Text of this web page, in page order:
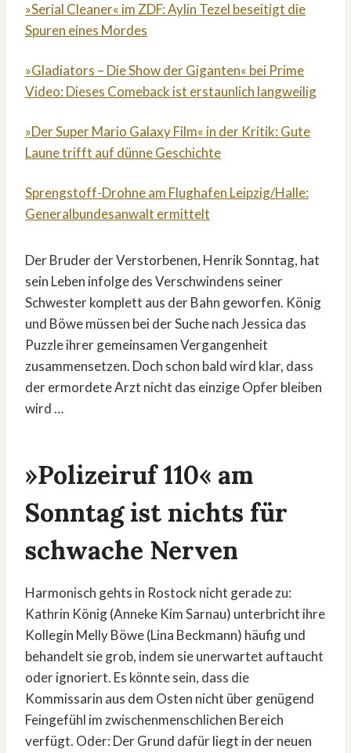
»Serial Cleaner« im ZDF: Aylin Tezel beseitigt die
Spuren eines Mordes
»Gladiators – Die Show der Giganten« bei Prime
Video: Dieses Comeback ist erstaunlich langweilig
»Der Super Mario Galaxy Film« in der Kritik: Gute
Laune trifft auf dünne Geschichte
Sprengstoff-Drohne am Flughafen Leipzig/Halle:
Generalbundesanwalt ermittelt
Der Bruder der Verstorbenen, Henrik Sonntag, hat
sein Leben infolge des Verschwindens seiner
Schwester komplett aus der Bahn geworfen. König
und Böwe müssen bei der Suche nach Jessica das
Puzzle ihrer gemeinsamen Vergangenheit
zusammensetzen. Doch schon bald wird klar, dass
der ermordete Arzt nicht das einzige Opfer bleiben
wird …
»Polizeiruf 110« am
Sonntag ist nichts für
schwache Nerven
Harmonisch gehts in Rostock nicht gerade zu:
Kathrin König (Anneke Kim Sarnau) unterbricht ihre
Kollegin Melly Böwe (Lina Beckmann) häufig und
behandelt sie grob, indem sie unerwartet auftaucht
oder ignoriert. Es könnte sein, dass die
Kommissarin aus dem Osten nicht über genügend
Feingefühl im zwischenmenschlichen Bereich
verfügt. Oder: Der Grund dafür liegt in der neuen